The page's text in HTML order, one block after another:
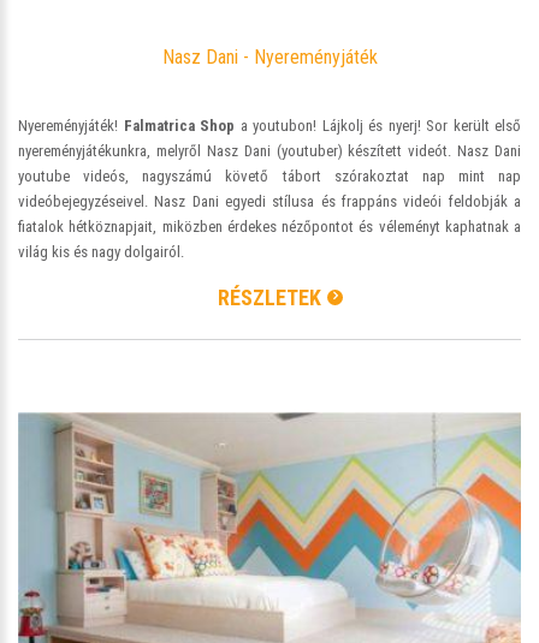
Nasz Dani - Nyereményjáték
Nyereményjáték! Falmatrica Shop a youtubon! Lájkolj és nyerj! Sor került első
nyereményjátékunkra, melyről Nasz Dani (youtuber) készített videót. Nasz Dani
youtube videós, nagyszámú követő tábort szórakoztat nap mint nap
videóbejegyzéseivel. Nasz Dani egyedi stílusa és frappáns videói feldobják a
fiatalok hétköznapjait, miközben érdekes nézőpontot és véleményt kaphatnak a
világ kis és nagy dolgairól.
RÉSZLETEK